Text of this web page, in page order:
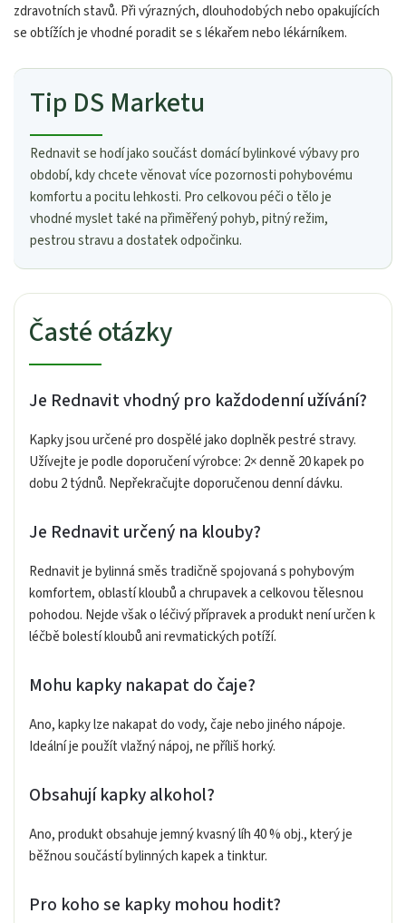
zdravotních stavů. Při výrazných, dlouhodobých nebo opakujících
se obtížích je vhodné poradit se s lékařem nebo lékárníkem.
Tip DS Marketu
Rednavit se hodí jako součást domácí bylinkové výbavy pro
období, kdy chcete věnovat více pozornosti pohybovému
komfortu a pocitu lehkosti. Pro celkovou péči o tělo je
vhodné myslet také na přiměřený pohyb, pitný režim,
pestrou stravu a dostatek odpočinku.
Časté otázky
Je Rednavit vhodný pro každodenní užívání?
Kapky jsou určené pro dospělé jako doplněk pestré stravy.
Užívejte je podle doporučení výrobce: 2× denně 20 kapek po
dobu 2 týdnů. Nepřekračujte doporučenou denní dávku.
Je Rednavit určený na klouby?
Rednavit je bylinná směs tradičně spojovaná s pohybovým
komfortem, oblastí kloubů a chrupavek a celkovou tělesnou
pohodou. Nejde však o léčivý přípravek a produkt není určen k
léčbě bolestí kloubů ani revmatických potíží.
Mohu kapky nakapat do čaje?
Ano, kapky lze nakapat do vody, čaje nebo jiného nápoje.
Ideální je použít vlažný nápoj, ne příliš horký.
Obsahují kapky alkohol?
Ano, produkt obsahuje jemný kvasný líh 40 % obj., který je
běžnou součástí bylinných kapek a tinktur.
Pro koho se kapky mohou hodit?